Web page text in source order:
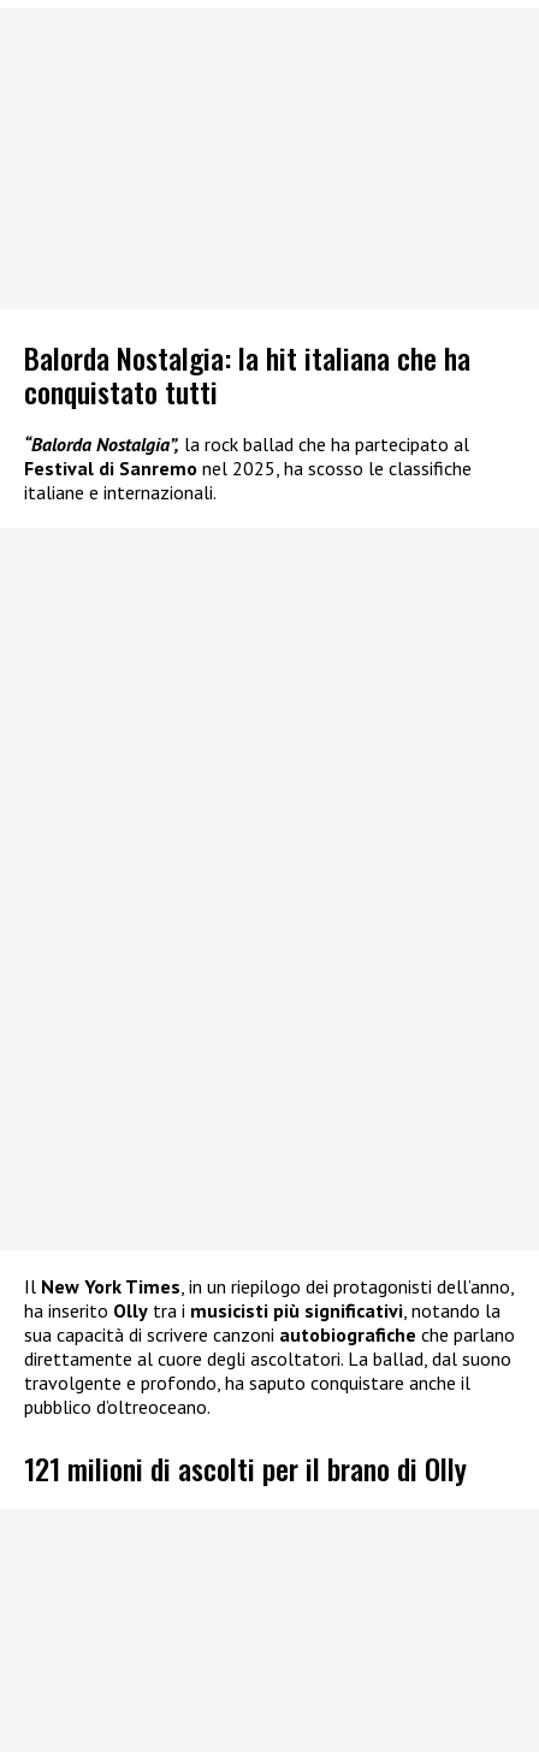
Balorda Nostalgia: la hit italiana che ha
conquistato tutti
“Balorda Nostalgia”, la rock ballad che ha partecipato al
Festival di Sanremo nel 2025, ha scosso le classifiche
italiane e internazionali.
Il New York Times, in un riepilogo dei protagonisti dell’anno,
ha inserito Olly tra i musicisti più significativi, notando la
sua capacità di scrivere canzoni autobiografiche che parlano
direttamente al cuore degli ascoltatori. La ballad, dal suono
travolgente e profondo, ha saputo conquistare anche il
pubblico d’oltreoceano.
121 milioni di ascolti per il brano di Olly